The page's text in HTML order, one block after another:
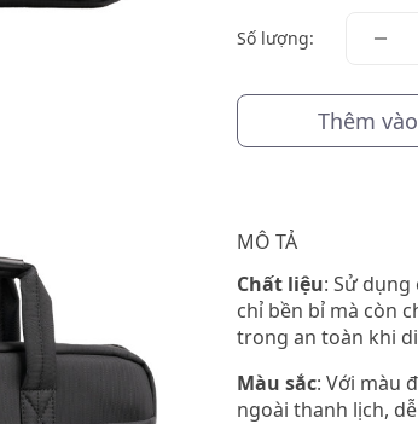
Số lượng:
Thêm
MÔ TẢ
Chất liệu: Sử
chỉ bền bỉ mà còn
trong an toàn khi
Màu sắc: Với màu
ngoài thanh lịch,